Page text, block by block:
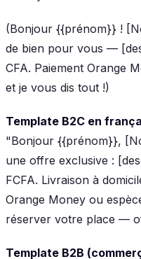
(Bonjour {{prénom}} !
de bien pour vous —
CFA. Paiement Orange
et je vous dis tout !)
Template B2C en
"Bonjour {{prénom}},
une offre exclusive :
FCFA. Livraison à
Orange Money ou
réserver votre place —
Template B2B